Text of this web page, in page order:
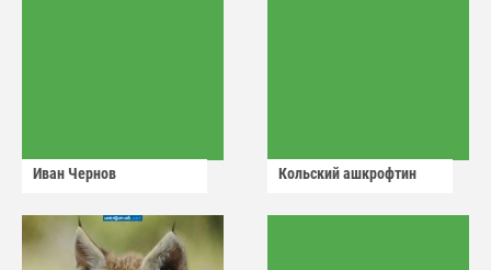
Иван Чернов Кольский ашкрофтин